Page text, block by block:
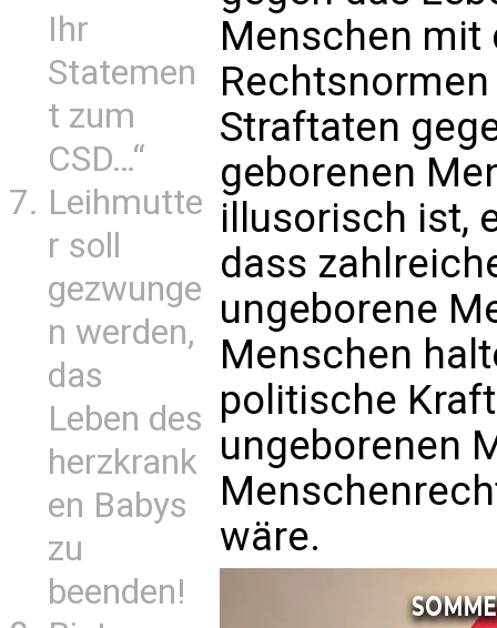
Ihr
Statemen
t zum
CSD…“
Leihmutte
r soll
gezwunge
n werden,
das
Leben des
herzkrank
en Babys
zu
beenden!
Menschen mit
Straftaten
geborenen
illusorisch ist,
dass
ungeborene
Menschen
politische
ungeborenen
wäre.